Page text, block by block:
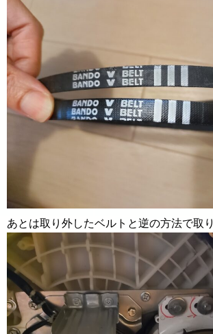
あとは取り外したベルトと逆の方法で取